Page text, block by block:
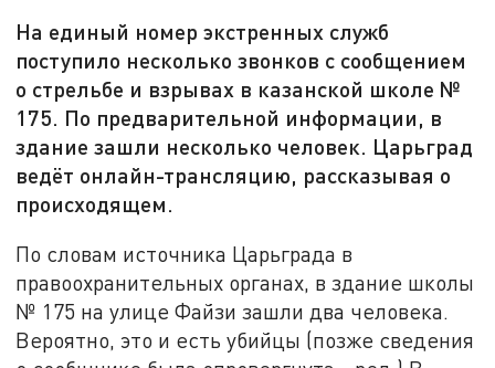
На единый номер экстренных служб
поступило несколько звонков с сообщением
о стрельбе и взрывах в казанской школе №
175. По предварительной информации, в
здание зашли несколько человек. Царьград
ведёт онлайн-трансляцию, рассказывая о
происходящем.
По словам источника Царьграда в
правоохранительных органах, в здание школы
№ 175 на улице Файзи зашли два человека.
Вероятно, это и есть убийцы (позже сведения